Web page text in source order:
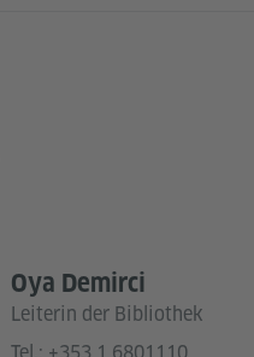
Oya Demirci
Leiterin der Bibliothek